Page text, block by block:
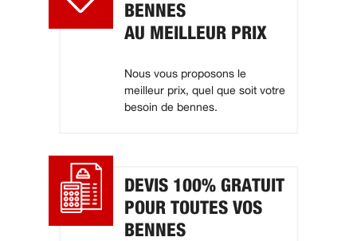
BENNES
AU MEILLEUR PRIX
Nous vous proposons le
meilleur prix, quel que soit votre
besoin de bennes.
DEVIS 100% GRATUIT
POUR TOUTES VOS
BENNES